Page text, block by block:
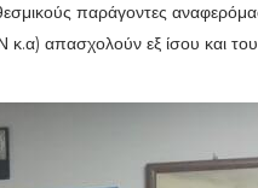
παράγοντες
απασχολούν εξ ίσου και